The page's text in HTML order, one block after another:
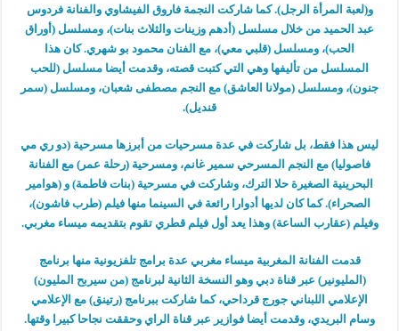
و(لعبة المرأة الرجل). كما شاركت النجمة فاروق الفيشاوي والفنانة فردوس
عبد الحميد من خلال مسلسل (أدهم وزينات والثلاث بنات)، ومسلسل (أوراق
الحب)، ومسلسل (قلبي معي)، مع الفنان محمود بو شهري. كان هذا
المسلسل من تأليفها وهي التي كتبت قصته، وقدمت أيضا مسلسل (للحب
جنون)، ومسلسل (مولانا العاشق) مع النجم مصطفى شعبان، ومسلسل (سمر
قنديل).
ليس هذا فقط، بل شاركت في عدة مسرحيات من أبرزها مسرحية (دو ري مي
فاصوليا) مع النجم المسرحي سمير غانم، ومسرحية (رحلة عمر) مع الفنانة
البحرينية الصغيرة حلا الترك، وشاركت في مسرحية (بنات فاطمة) و (هوامير
الصحراء). كما كان لديها أدوارا رائعة في السينما منها فيلم (طرب فاشون)،
وفيلم (عقارب الساعة) وهذا يعد أول فيلم قطري تقوم بتقديمه ميساء مغربي.
قدمت الفنانة المغربية ميساء مغربي عدة برامج تلفزيونية منها برنامج
(المليونير) عبر قناة دبي وهو النسخة الثانية لبرنامج (من سيربح المليون)
الإعلامي اللبناني جورج قرداحي، كما شاركت ببرنامج (رتينق) مع الإعلامي
وسام البريدي، وقدمت أيضا فوازير عبر قناة الراي وحققت نجاحا كبيرا وقتها.